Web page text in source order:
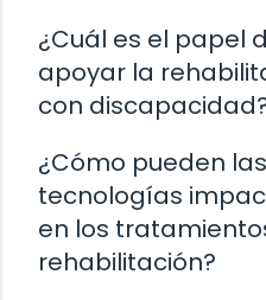
¿Cuál es el papel
apoyar la
con
¿Cómo pueden
tecnologías
en los
rehabilitación?